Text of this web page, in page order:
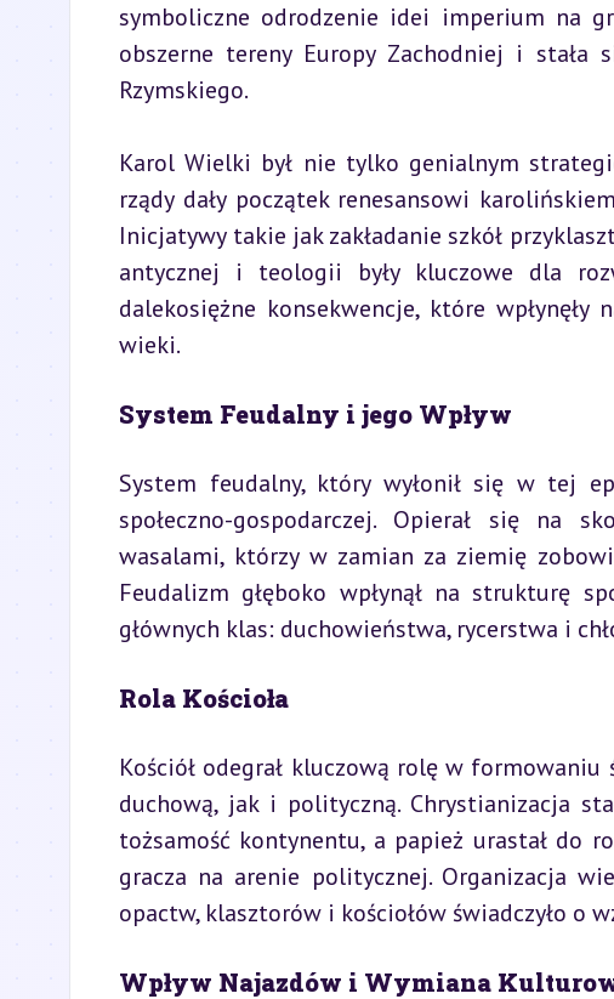
symboliczne odrodzenie idei imperium na
obszerne tereny Europy Zachodniej i stała
Rzymskiego.
Karol Wielki był nie tylko genialnym
rządy dały początek renesansowi
Inicjatywy takie jak zakładanie szkół
antycznej i teologii były kluczowe dla
dalekosiężne konsekwencje, które
wieki.
System Feudalny i jego Wpływ
System feudalny, który wyłonił się w tej
społeczno-gospodarczej. Opierał się na
wasalami, którzy w zamian za ziemię
Feudalizm głęboko wpłynął na strukturę
głównych klas: duchowieństwa, rycerstwa i
Rola Kościoła
Kościół odegrał kluczową rolę w
duchową, jak i polityczną. Chrystianizacja
tożsamość kontynentu, a papież urastał do
gracza na arenie politycznej. Organizacja
opactw, klasztorów i kościołów świadczyło o
Wpływ Najazdów i Wymiana